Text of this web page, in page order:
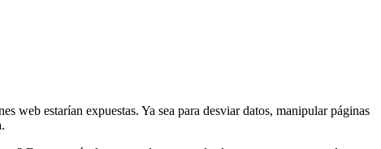
web estarían expuestas. Ya sea para desviar datos, manipular páginas